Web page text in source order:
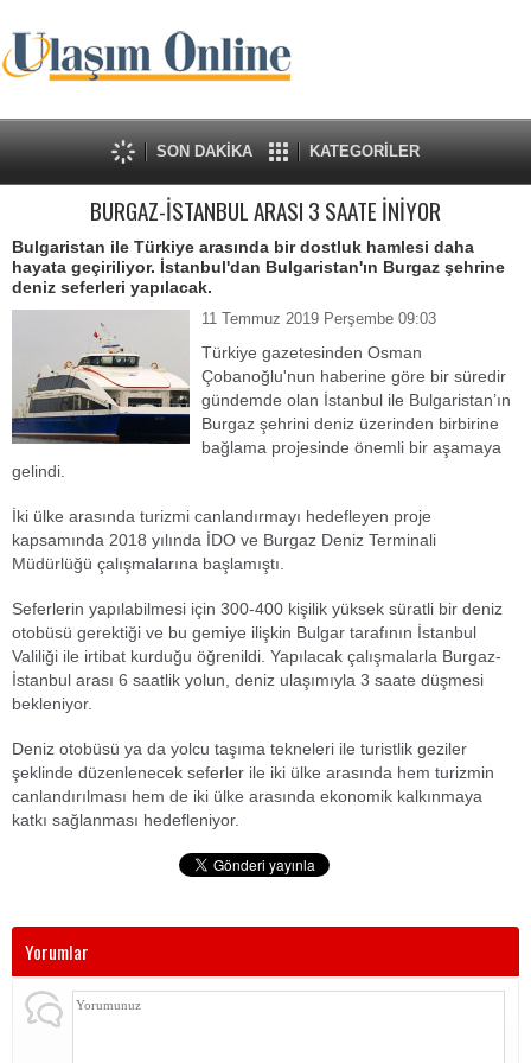
SON DAKİKA KATEGORİLER
BURGAZ-İSTANBUL ARASI 3 SAATE İNİYOR
Bulgaristan ile Türkiye arasında bir dostluk hamlesi daha
hayata geçiriliyor. İstanbul'dan Bulgaristan'ın Burgaz şehrine
deniz seferleri yapılacak.
11 Temmuz 2019 Perşembe 09:03
Türkiye gazetesinden Osman
Çobanoğlu'nun haberine göre bir süredir
gündemde olan İstanbul ile Bulgaristan’ın
Burgaz şehrini deniz üzerinden birbirine
bağlama projesinde önemli bir aşamaya
gelindi.
İki ülke arasında turizmi canlandırmayı hedefleyen proje
kapsamında 2018 yılında İDO ve Burgaz Deniz Terminali
Müdürlüğü çalışmalarına başlamıştı.
Seferlerin yapılabilmesi için 300-400 kişilik yüksek süratli bir deniz
otobüsü gerektiği ve bu gemiye ilişkin Bulgar tarafının İstanbul
Valiliği ile irtibat kurduğu öğrenildi. Yapılacak çalışmalarla Burgaz-
İstanbul arası 6 saatlik yolun, deniz ulaşımıyla 3 saate düşmesi
bekleniyor.
Deniz otobüsü ya da yolcu taşıma tekneleri ile turistlik geziler
şeklinde düzenlenecek seferler ile iki ülke arasında hem turizmin
canlandırılması hem de iki ülke arasında ekonomik kalkınmaya
katkı sağlanması hedefleniyor.
Yorumlar